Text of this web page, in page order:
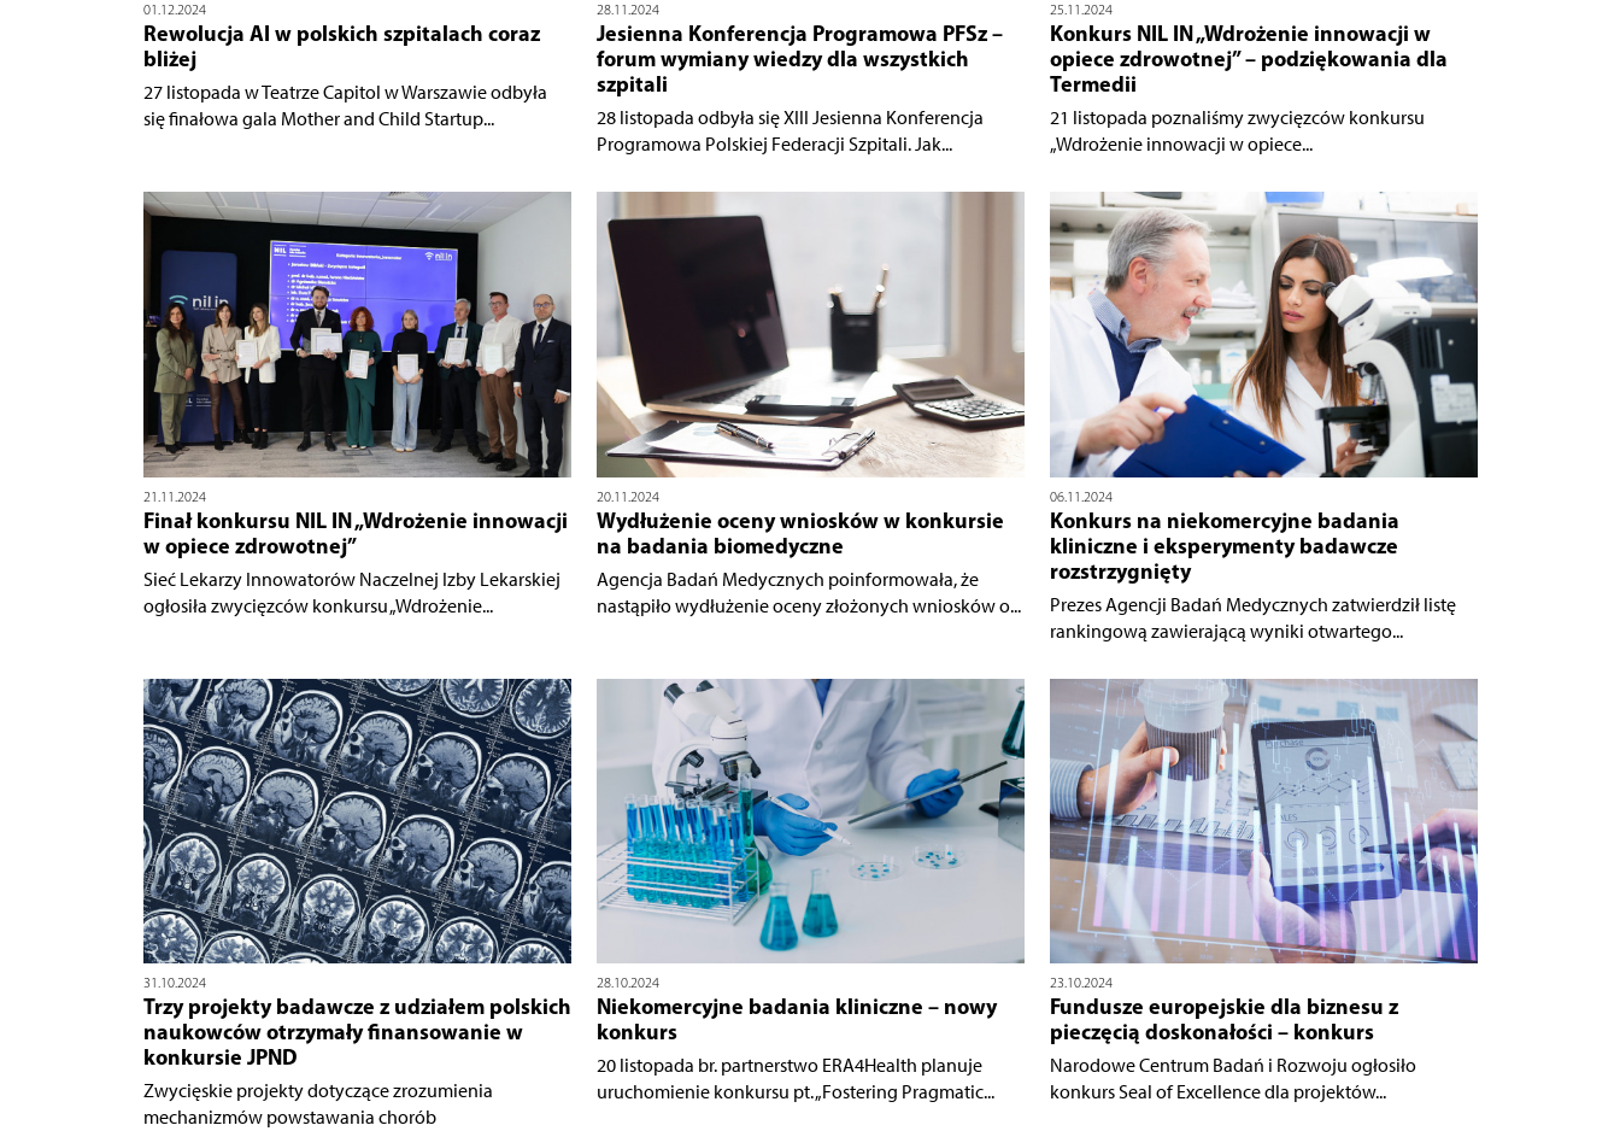
01.12.2024
Rewolucja AI w polskich szpitalach coraz
bliżej
27 listopada w Teatrze Capitol w Warszawie odbyła
się finałowa gala Mother and Child Startup...
28.11.2024
Jesienna Konferencja Programowa PFSz –
forum wymiany wiedzy dla wszystkich
szpitali
28 listopada odbyła się XIII Jesienna Konferencja
Programowa Polskiej Federacji Szpitali. Jak...
25.11.2024
Konkurs NIL IN „Wdrożenie innowacji w
opiece zdrowotnej” – podziękowania dla
Termedii
21 listopada poznaliśmy zwycięzców konkursu
„Wdrożenie innowacji w opiece...
21.11.2024
Finał konkursu NIL IN „Wdrożenie innowacji
w opiece zdrowotnej”
Sieć Lekarzy Innowatorów Naczelnej Izby Lekarskiej
ogłosiła zwycięzców konkursu „Wdrożenie...
20.11.2024
Wydłużenie oceny wniosków w konkursie
na badania biomedyczne
Agencja Badań Medycznych poinformowała, że
nastąpiło wydłużenie oceny złożonych wniosków o...
06.11.2024
Konkurs na niekomercyjne badania
kliniczne i eksperymenty badawcze
rozstrzygnięty
Prezes Agencji Badań Medycznych zatwierdził listę
rankingową zawierającą wyniki otwartego...
31.10.2024
Trzy projekty badawcze z udziałem polskich
naukowców otrzymały finansowanie w
konkursie JPND
Zwycięskie projekty dotyczące zrozumienia
mechanizmów powstawania chorób
28.10.2024
Niekomercyjne badania kliniczne – nowy
konkurs
20 listopada br. partnerstwo ERA4Health planuje
uruchomienie konkursu pt. „Fostering Pragmatic...
23.10.2024
Fundusze europejskie dla biznesu z
pieczęcią doskonałości – konkurs
Narodowe Centrum Badań i Rozwoju ogłosiło
konkurs Seal of Excellence dla projektów...